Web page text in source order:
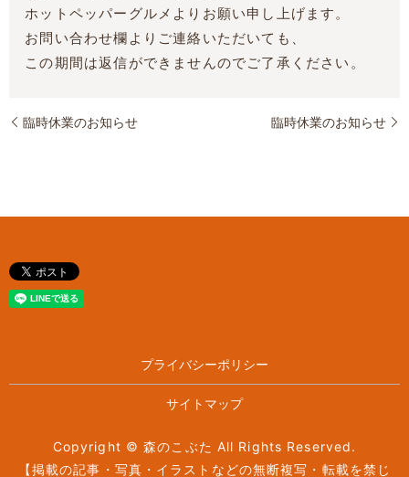
ホットペッパーグルメよりお願い申し上げます。
お問い合わせ欄よりご連絡いただいても、
この期間は返信ができませんのでご了承ください。
臨時休業のお知らせ 臨時休業のお知らせ
プライバシーポリシー
サイトマップ
Copyright © 森のこぶた All Rights Reserved.
【掲載の記事・写真・イラストなどの無断複写・転載を禁じ